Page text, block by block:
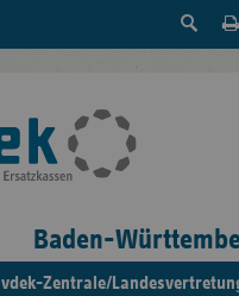
Suche
Baden-
vdek-Zentrale/